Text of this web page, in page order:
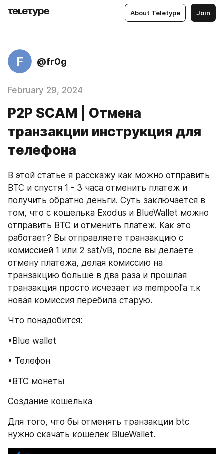
About Teletype Join
F @fr0g
February 29, 2024
P2P SCAM | Отмена
транзакции инструкция для
телефона
​В этой статье я расскажу как можно отправить
BTC и спустя 1 - 3 часа отменить платеж и
получить обратно деньги. ​Суть заключается в
том, что с кошелька Exodus и BlueWallet можно
отправить BTC и отменить платеж. Как это
работает? Вы отправляете транзакцию с
комиссией 1 или 2 sat/vB, после вы делаете
отмену платежа, делая комиссию на
транзакцию больше в два раза и прошлая
транзакция просто исчезает из mempool'a т.к
новая комиссия перебила старую.
​Что понадобится:
•Blue wallet
• Телефон
•BTC монеты
​Создание кошелька
​Для того, что бы отменять транзакции btc
нужно скачать кошелек BlueWallet.